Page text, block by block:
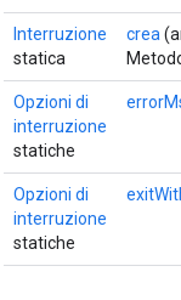
Interruzione
statica
crea
Opzioni di
interruzione
statiche
Opzioni di
interruzione
statiche